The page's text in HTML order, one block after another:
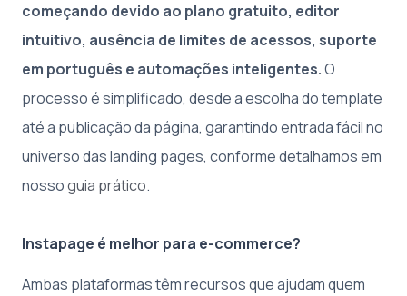
começando devido ao plano gratuito, editor
intuitivo, ausência de limites de acessos, suporte
em português e automações inteligentes.O
processo é simplificado, desde a escolha do template
até a publicação da página, garantindo entrada fácil no
universo das landing pages, conforme detalhamos em
nossoguia prático.
Instapage é melhor para e-commerce?
Ambas plataformas têm recursos que ajudam quem